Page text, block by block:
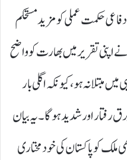
حکمت عملی کو مزید مستحکم
اپنی تقریر میں بھارت کو واضح
مبتلا نہ ہو، کیونکہ اگلی بار
رفتار اور شدید ہوگا۔ یہ بیان
کو پاکستان کی خودمختاری